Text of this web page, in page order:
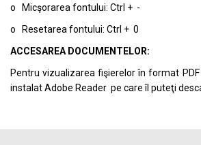
o Micşorarea fontului: Ctrl + -
o Resetarea fontului: Ctrl + 0
ACCESAREA DOCUMENTELOR:
Pentru vizualizarea fişierelor în format
instalat Adobe Reader pe care îl puteţi